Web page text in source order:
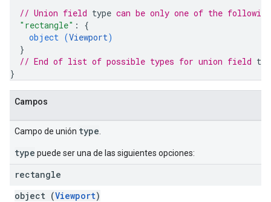
// Union field type can be only one of the
"rectangle" : {
object (Viewport)
}
// End of list of possible types for union field
}
Campos
Campo de unión type
type puede ser una de las siguientes opciones:
rectangle
object (Viewport)